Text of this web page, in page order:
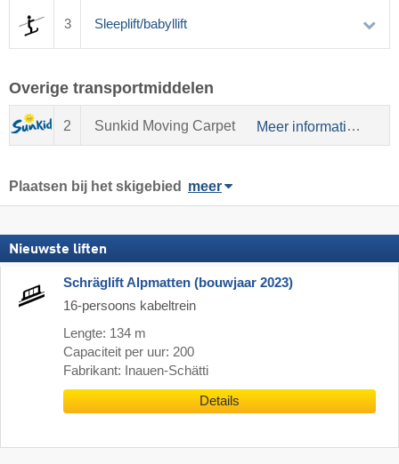
3 Sleeplift/babyllift
Overige transportmiddelen
2 Sunkid Moving Carpet Meer informatie over Sunkid
Plaatsen bij het skigebied meer
Nieuwste liften
Schräglift Alpmatten (bouwjaar 2023)
16-persoons kabeltrein
Lengte: 134 m
Capaciteit per uur: 200
Fabrikant: Inauen-Schätti
Details